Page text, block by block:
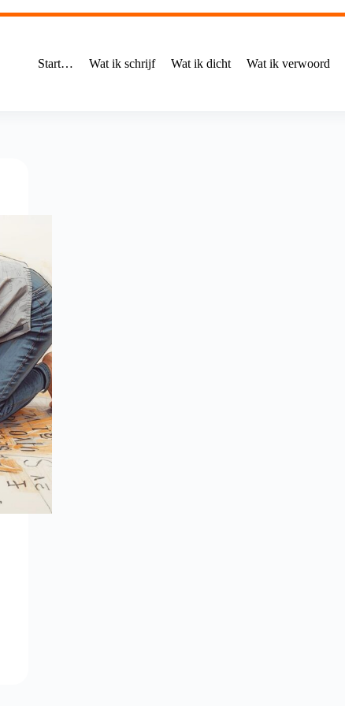
Start… Wat ik schrijf Wat ik dicht Wat ik verwoord